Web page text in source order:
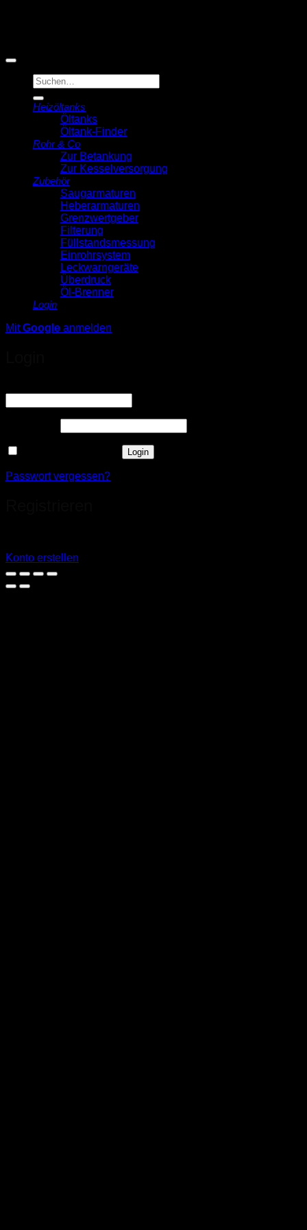
Suche
nach:
Heizöltanks
Öltanks
Öltank-Finder
Rohr & Co
Zur Betankung
Zur Kesselversorgung
Zubehör
Saugarmaturen
Heberarmaturen
Grenzwertgeber
Filterung
Füllstandsmessung
Einrohrsystem
Leckwarngeräte
Überdruck
Öl-Brenner
Login
MitGoogle anmelden
Login
Passwort vergessen?
Konto erstellen